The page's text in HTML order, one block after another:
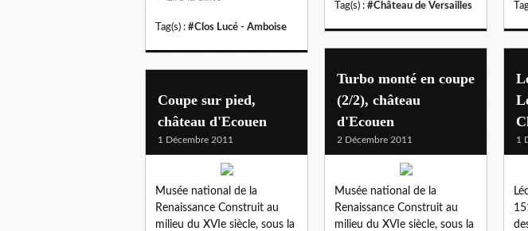
Tag(s) : #Clos Lucé - Amboise
Tag(s) : #Château de Versailles
Turbo monté en coupe
(2/2), château
d'Ecouen
2 Décembre 2011
Musée national de la
Renaissance Construit au
milieu du XVIe siècle, sous la
1
Coupe sur pied,
château d'Ecouen
1 Décembre 2011
Musée national de la
Renaissance Construit au
milieu du XVIe siècle, sous la